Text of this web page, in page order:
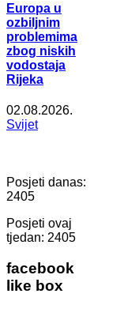
Europa u
ozbiljnim
problemima
zbog niskih
vodostaja
Rijeka
02.08.2026.
Svijet
Posjeti danas:
2405
Posjeti ovaj
tjedan: 2405
facebook
like box